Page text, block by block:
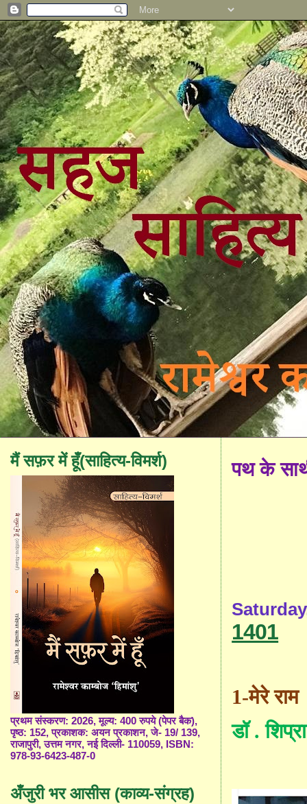
पथ के
1401
1-मेरे राम
डॉ .
मैं सफ़र में हूँ(साहित्य-विमर्श)
प्रथम संस्करण: 2026, मूल्य: 400 रुपये (पेपर बैक),
पृष्ठ: 152, प्रकाशक: अयन प्रकाशन, जे- 19/ 139,
राजापुरी, उत्तम नगर, नई दिल्ली- 110059, ISBN:
978-93-6423-487-0
अँजुरी भर आसीस (काव्य-संग्रह)